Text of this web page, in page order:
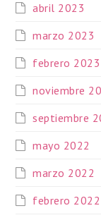
abril 2023
marzo 2023
febrero 2023
noviembre
septiembre
mayo 2022
marzo 2022
febrero 2022